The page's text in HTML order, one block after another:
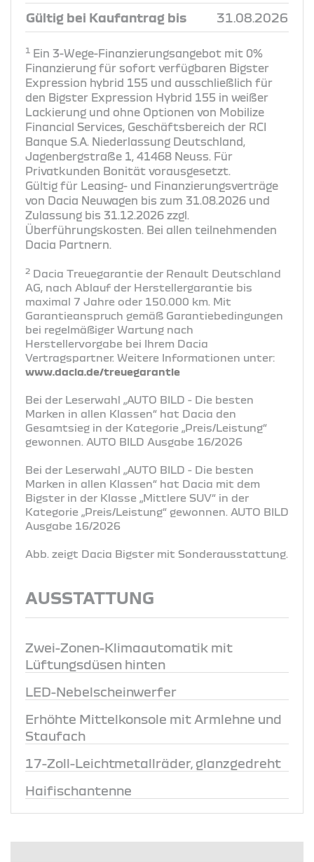
Gültig bei Kaufantrag bis 31.08.2026
1 Ein 3-Wege-Finanzierungsangebot mit 0%
Finanzierung für sofort verfügbaren Bigster
Expression hybrid 155 und ausschließlich für
den Bigster Expression Hybrid 155 in weißer
Lackierung und ohne Optionen von Mobilize
Financial Services, Geschäftsbereich der RCI
Banque S.A. Niederlassung Deutschland,
Jagenbergstraße 1, 41468 Neuss. Für
Privatkunden Bonität vorausgesetzt.
Gültig für Leasing- und Finanzierungsverträge
von Dacia Neuwagen bis zum 31.08.2026 und
Zulassung bis 31.12.2026 zzgl.
Überführungskosten. Bei allen teilnehmenden
Dacia Partnern.
2 Dacia Treuegarantie der Renault Deutschland
AG, nach Ablauf der Herstellergarantie bis
maximal 7 Jahre oder 150.000 km. Mit
Garantieanspruch gemäß Garantiebedingungen
bei regelmäßiger Wartung nach
Herstellervorgabe bei Ihrem Dacia
Vertragspartner. Weitere Informationen unter:
www.dacia.de/treuegarantie
Bei der Leserwahl „AUTO BILD - Die besten
Marken in allen Klassen“ hat Dacia den
Gesamtsieg in der Kategorie „Preis/Leistung“
gewonnen. AUTO BILD Ausgabe 16/2026
Bei der Leserwahl „AUTO BILD - Die besten
Marken in allen Klassen“ hat Dacia mit dem
Bigster in der Klasse „Mittlere SUV“ in der
Kategorie „Preis/Leistung“ gewonnen. AUTO BILD
Ausgabe 16/2026
Abb. zeigt Dacia Bigster mit Sonderausstattung.
AUSSTATTUNG
Zwei-Zonen-Klimaautomatik mit
Lüftungsdüsen hinten
LED-Nebelscheinwerfer
Erhöhte Mittelkonsole mit Armlehne und
Staufach
17-Zoll-Leichtmetallräder, glanzgedreht
Haifischantenne